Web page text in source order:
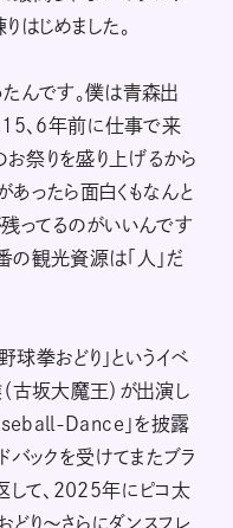
はじめました。
たんです。僕は青森出
15、6年前に仕事で来
祭りを盛り上げるから
あったら面白くもなんと
残ってるのがいいんです
の観光資源は「人」だ
拳おどり」というイベ
古坂大魔王）が出演し
Dance」を披露
バックを受けてまたブラ
して、2025年にピコ太
り〜さらにダンスフレ